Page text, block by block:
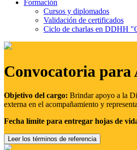
Formación
Cursos y diplomados
Validación de certificados
Ciclo de charlas en DDHH
Convocatoria
Objetivo del cargo: Brindar apoyo a la
externa en el acompañamiento y
Fecha límite para entregar hojas de
Leer los términos de referencia